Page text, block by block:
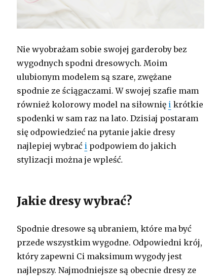
Nie wyobrażam sobie swojej garderoby bez
wygodnych spodni dresowych. Moim
ulubionym modelem są szare, zwężane
spodnie ze ściągaczami. W swojej szafie mam
również kolorowy model na siłownię i krótkie
spodenki w sam raz na lato. Dzisiaj postaram
się odpowiedzieć na pytanie jakie dresy
najlepiej wybrać i podpowiem do jakich
stylizacji można je wpleść.
Jakie dresy wybrać?
Spodnie dresowe są ubraniem, które ma być
przede wszystkim wygodne. Odpowiedni krój,
który zapewni Ci maksimum wygody jest
najlepszy. Najmodniejsze są obecnie dresy ze